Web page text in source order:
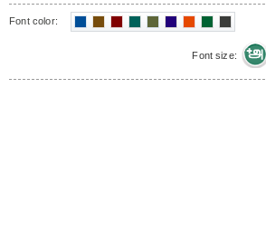
Font color:
Font size: